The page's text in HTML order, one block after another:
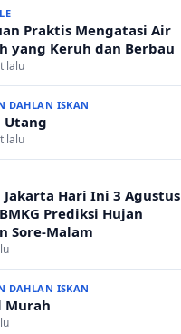
Praktis Mengatasi Air
yang Keruh dan Berbau
lalu
DAHLAN ISKAN
Utang
lalu
Jakarta Hari Ini 3 Agustus
Prediksi Hujan
Sore-Malam
DAHLAN ISKAN
Murah